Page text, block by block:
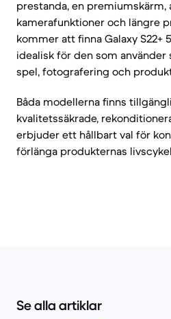
prestanda, en premiumskärm,
kamerafunktioner och längre
kommer att finna Galaxy S22+
idealisk för den som
spel, fotografering och
Båda modellerna finns
kvalitetssäkrade,
erbjuder ett hållbart val för
förlänga produkternas
Se alla artiklar